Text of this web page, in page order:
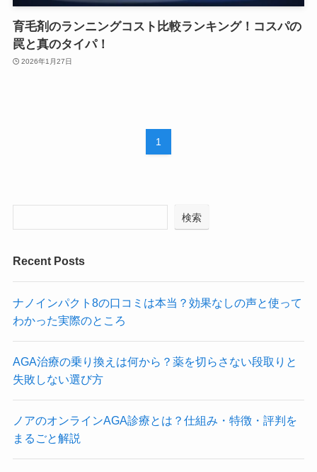
育毛剤のランニングコスト比較ランキング！コスパの
罠と真のタイパ！
2026年1月27日
1
検索
Recent Posts
ナノインパクト8の口コミは本当？効果なしの声と使って
わかった実際のところ
AGA治療の乗り換えは何から？薬を切らさない段取りと
失敗しない選び方
ノアのオンラインAGA診療とは？仕組み・特徴・評判を
まるごと解説